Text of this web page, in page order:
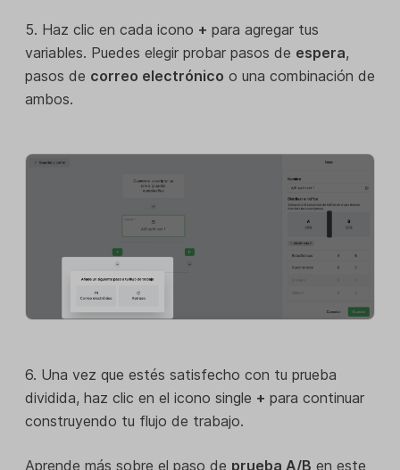
5. Haz clic en cada icono + para agregar tus
variables. Puedes elegir probar pasos de espera,
pasos de correo electrónico o una combinación de
ambos.
6. Una vez que estés satisfecho con tu prueba
dividida, haz clic en el icono single + para continuar
construyendo tu flujo de trabajo.
Aprende más sobre el paso de prueba A/B en este